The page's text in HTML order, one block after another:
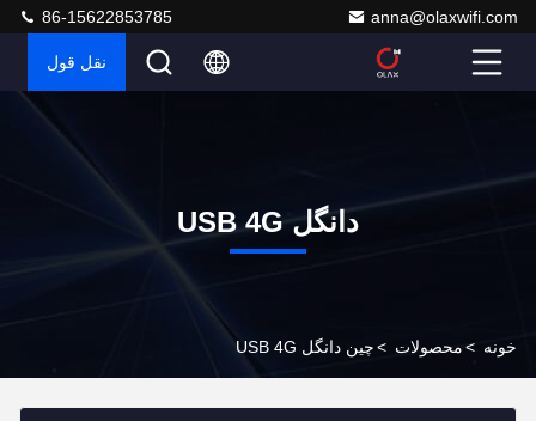
anna@olaxwifi.com
86-15622853785
نقل قول
دانگل USB 4G
خونه >محصولات >چین دانگل USB 4G